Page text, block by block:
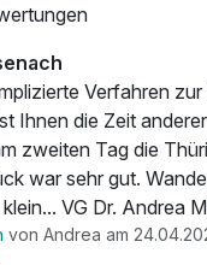
Verfahren
Zeit anderer Leute nichts wert?
zweiten Tag die
gut. Wanderangebote
VG Dr. Andrea
von Andrea am